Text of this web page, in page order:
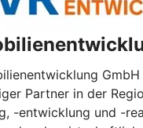
Partner in der
-entwicklung und -